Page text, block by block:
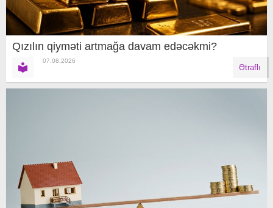
Qızılın qiyməti artmağa davam edəcəkmi?
07.08.2026
Ətraflı